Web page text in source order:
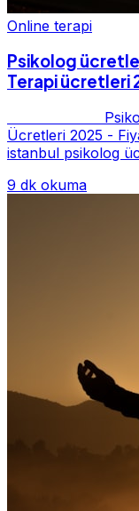
Online terapi
Psikolog
Terapi
Psikolog
Ücretleri 2025 -
istanbul psikolog
9 dk okuma